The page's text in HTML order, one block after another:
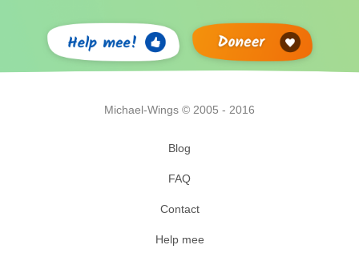
Michael-Wings © 2005 - 2016
Blog
FAQ
Contact
Help mee